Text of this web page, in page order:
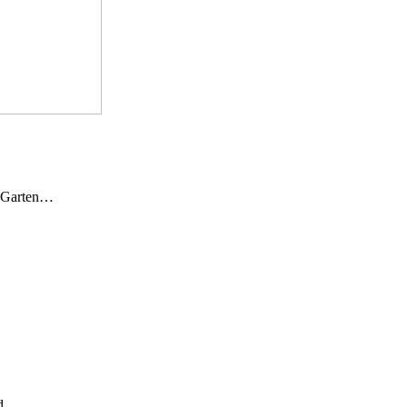
Garten…